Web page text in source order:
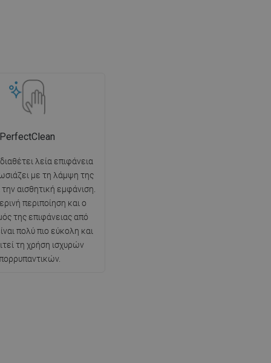
PerfectClean
λεία επιφάνεια
με τη λάμψη της
την αισθητική εμφάνιση.
περιποίηση και ο
της επιφάνειας από
πολύ πιο εύκολη και
τη χρήση ισχυρών